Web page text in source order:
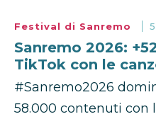
Festival di Sanremo
Sanremo 2026:
TikTok con le
#Sanremo2026
58.000 contenuti con